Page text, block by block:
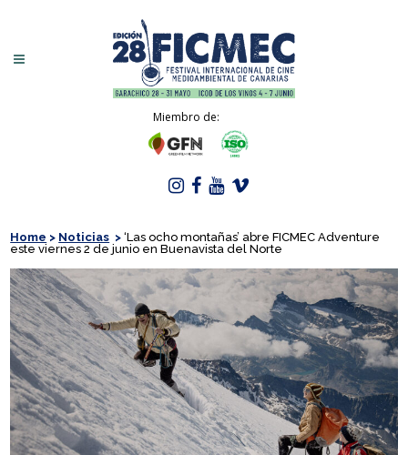
Miembro de:
Home > Noticias >‘Las ocho montañas’ abre FICMEC Adventure
este viernes 2 de junio en Buenavista del Norte